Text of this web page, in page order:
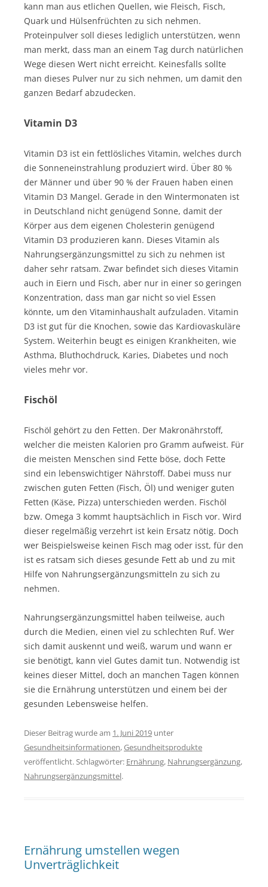
kann man aus etlichen Quellen, wie Fleisch, Fisch,
Quark und Hülsenfrüchten zu sich nehmen.
Proteinpulver soll dieses lediglich unterstützen, wenn
man merkt, dass man an einem Tag durch natürlichen
Wege diesen Wert nicht erreicht. Keinesfalls sollte
man dieses Pulver nur zu sich nehmen, um damit den
ganzen Bedarf abzudecken.
Vitamin D3
Vitamin D3 ist ein fettlösliches Vitamin, welches durch
die Sonneneinstrahlung produziert wird. Über 80 %
der Männer und über 90 % der Frauen haben einen
Vitamin D3 Mangel. Gerade in den Wintermonaten ist
in Deutschland nicht genügend Sonne, damit der
Körper aus dem eigenen Cholesterin genügend
Vitamin D3 produzieren kann. Dieses Vitamin als
Nahrungsergänzungsmittel zu sich zu nehmen ist
daher sehr ratsam. Zwar befindet sich dieses Vitamin
auch in Eiern und Fisch, aber nur in einer so geringen
Konzentration, dass man gar nicht so viel Essen
könnte, um den Vitaminhaushalt aufzuladen. Vitamin
D3 ist gut für die Knochen, sowie das Kardiovaskuläre
System. Weiterhin beugt es einigen Krankheiten, wie
Asthma, Bluthochdruck, Karies, Diabetes und noch
vieles mehr vor.
Fischöl
Fischöl gehört zu den Fetten. Der Makronährstoff,
welcher die meisten Kalorien pro Gramm aufweist. Für
die meisten Menschen sind Fette böse, doch Fette
sind ein lebenswichtiger Nährstoff. Dabei muss nur
zwischen guten Fetten (Fisch, Öl) und weniger guten
Fetten (Käse, Pizza) unterschieden werden. Fischöl
bzw. Omega 3 kommt hauptsächlich in Fisch vor. Wird
dieser regelmäßig verzehrt ist kein Ersatz nötig. Doch
wer Beispielsweise keinen Fisch mag oder isst, für den
ist es ratsam sich dieses gesunde Fett ab und zu mit
Hilfe von Nahrungsergänzungsmitteln zu sich zu
nehmen.
Nahrungsergänzungsmittel haben teilweise, auch
durch die Medien, einen viel zu schlechten Ruf. Wer
sich damit auskennt und weiß, warum und wann er
sie benötigt, kann viel Gutes damit tun. Notwendig ist
keines dieser Mittel, doch an manchen Tagen können
sie die Ernährung unterstützen und einem bei der
gesunden Lebensweise helfen.
Dieser Beitrag wurde am 1. Juni 2019 unter
Gesundheitsinformationen,Gesundheitsprodukte
veröffentlicht. Schlagwörter: Ernährung, Nahrungsergänzung,
Nahrungsergänzungsmittel.
Ernährung umstellen wegen
Unverträglichkeit